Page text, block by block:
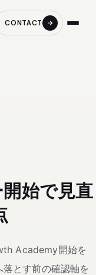
CONTACT
始で見直
Academy開始を
とす前の確認軸を